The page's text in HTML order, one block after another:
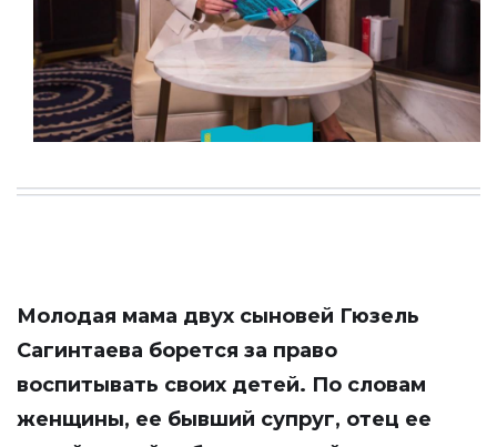
Молодая мама двух сыновей Гюзель
Сагинтаева борется за право
воспитывать своих детей. По словам
женщины, ее бывший супруг, отец ее